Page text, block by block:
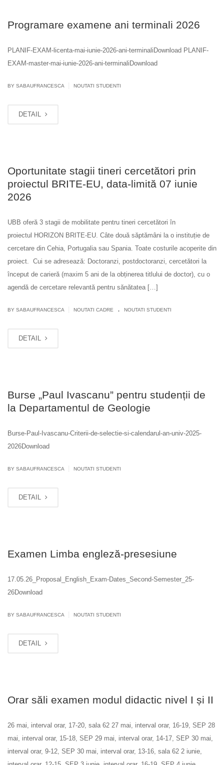
Programare examene ani terminali 2026
PLANIF-EXAM-licenta-mai-iunie-2026-ani-terminaliDownload PLANIF-
EXAM-master-mai-iunie-2026-ani-terminaliDownload
BY SABAUFRANCESCA NOUTATI STUDENTI
DETAIL
Oportunitate stagii tineri cercetători prin
proiectul BRITE-EU, data-limită 07 iunie
2026
UBB oferă 3 stagii de mobilitate pentru tineri cercetători în
proiectul HORIZON BRITE-EU. Câte două săptămâni la o instituție de
cercetare din Cehia, Portugalia sau Spania. Toate costurile acoperite din
proiect. Cui se adresează: Doctoranzi, postdoctoranzi, cercetători la
început de carieră (maxim 5 ani de la obținerea titlului de doctor), cu o
agendă de cercetare relevantă pentru sănătatea […]
BY SABAUFRANCESCA NOUTATI CADRE . NOUTATI STUDENTI
DETAIL
Burse „Paul Ivascanu” pentru studenții de
la Departamentul de Geologie
Burse-Paul-Ivascanu-Criterii-de-selectie-si-calendarul-an-univ-2025-
2026Download
BY SABAUFRANCESCA NOUTATI STUDENTI
DETAIL
Examen Limba engleză-presesiune
17.05.26_Proposal_English_Exam-Dates_Second-Semester_25-
26Download
BY SABAUFRANCESCA NOUTATI STUDENTI
DETAIL
Orar săli examen modul didactic nivel I și II
26 mai, interval orar, 17-20, sala 62 27 mai, interval orar, 16-19, SEP 28
mai, interval orar, 15-18, SEP 29 mai, interval orar, 14-17, SEP 30 mai,
interval orar, 9-12, SEP 30 mai, interval orar, 13-16, sala 62 2 iunie,